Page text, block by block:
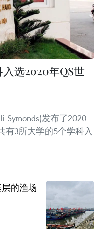
选2020年QS世
Symonds)发布了2020
有3所大学的5个学科入
的渔场